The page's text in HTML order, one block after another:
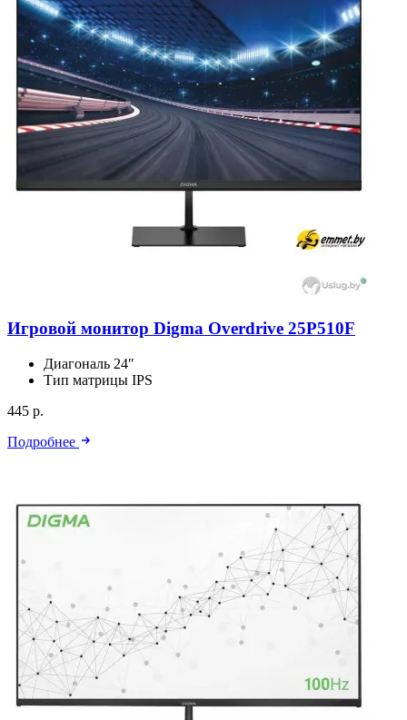
Игровой монитор Digma Overdrive 25P510F
Диагональ 24″
Тип матрицы IPS
445 р.
Подробнее